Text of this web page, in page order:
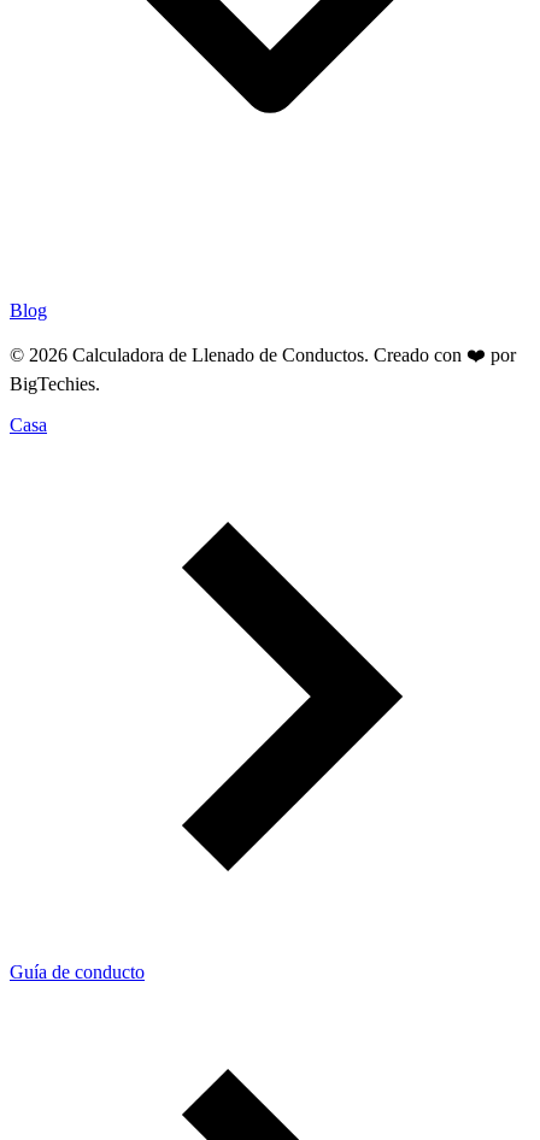
Blog
© 2026 Calculadora de Llenado de Conductos. Creado con ❤️ por
BigTechies.
Casa
Guía de conducto